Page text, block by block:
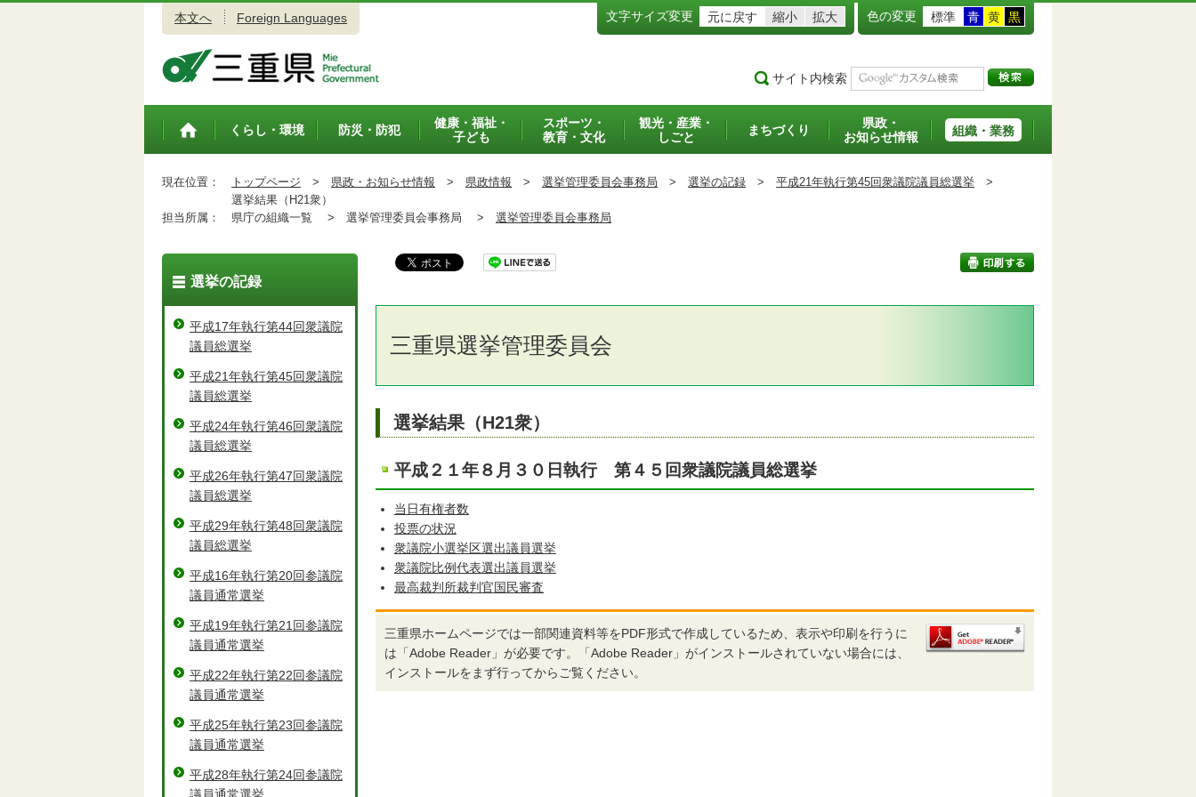
本文へ Foreign Languages 文字サイズ変更 元に戻す 縮小 拡大 色の変更 標準 青 黄 黒
サイト内検索
トップペ
くらし・環境 防災・防犯
健康・福祉・
子ども
スポーツ・
教育・文化
観光・産業・
しごと
まちづくり
県政・
お知らせ情報
組織・業務
現在位置： トップページ > 県政・お知らせ情報 > 県政情報 > 選挙管理委員会事務局 > 選挙の記録 > 平成21年執行第45回衆議院議員総選挙 >
選挙結果（H21衆）
担当所属：
県庁の組織一覧 > 選挙管理委員会事務局 > 選挙管理委員会事務局
三重県選挙管理委員会
選挙結果（H21衆）
平成２１年８月３０日執行 第４５回衆議院議員総選挙
当日有権者数
投票の状況
衆議院小選挙区選出議員選挙
衆議院比例代表選出議員選挙
最高裁判所裁判官国民審査
三重県ホームページでは一部関連資料等をPDF形式で作成しているため、表示や印刷を行うに
は「Adobe Reader」が必要です。「Adobe Reader」がインストールされていない場合には、
インストールをまず行ってからご覧ください。
選挙の記録
平成17年執行第44回衆議院
議員総選挙
平成21年執行第45回衆議院
議員総選挙
平成24年執行第46回衆議院
議員総選挙
平成26年執行第47回衆議院
議員総選挙
平成29年執行第48回衆議院
議員総選挙
平成16年執行第20回参議院
議員通常選挙
平成19年執行第21回参議院
議員通常選挙
平成22年執行第22回参議院
議員通常選挙
平成25年執行第23回参議院
議員通常選挙
平成28年執行第24回参議院